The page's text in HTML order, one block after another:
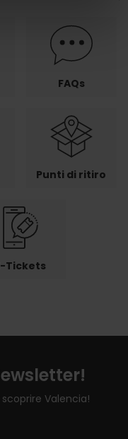
FAQs
Punti di ritiro
Tickets
Valencia!